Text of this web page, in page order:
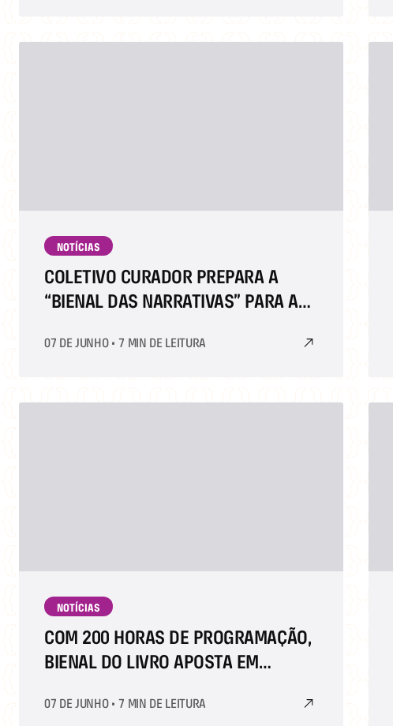
NOTÍCIAS
COLETIVO CURADOR PREPARA A
“BIENAL DAS NARRATIVAS” PARA A
ANOS DA BIENAL
07 DE JUNHO •7 MIN DE LEITURA
NOTÍCIAS
COM 200 HORAS DE PROGRAMAÇÃO,
BIENAL DO LIVRO APOSTA EM
07 DE JUNHO •7 MIN DE LEITURA